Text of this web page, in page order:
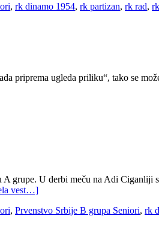
, rk dinamo 1954, rk partizan, rk rad,
priprema ugleda priliku“, tako se
grupe. U derbi meču na Adi
vest…]
, Prvenstvo Srbije B grupa Seniori, rk